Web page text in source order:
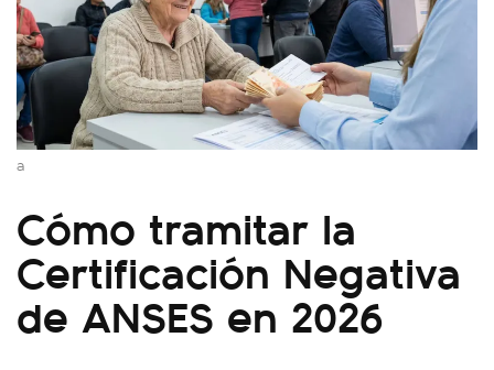
a
Cómo tramitar la
Certificación Negativa
de ANSES en 2026